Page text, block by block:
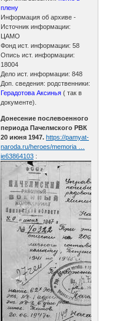
плену
Информация об архиве -
Источник информации:
ЦАМО
Фонд ист. информации: 58
Опись ист. информации:
18004
Дело ист. информации: 848
Доп. сведения: родственники:
Герадотова Аксинья ( так в
документе).
Донесение послевоенного
периода Пачелмского РВК
20 июня 1947. https://pamyat-
naroda.ru/heroes/memoria …
ie63864103 :